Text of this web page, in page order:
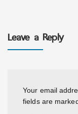
Leave a Reply
Your email
fields are